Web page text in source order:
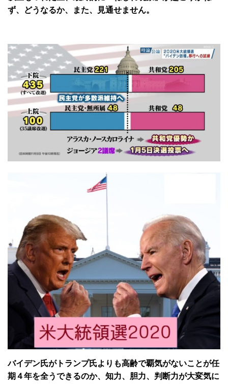
ず、どうなるか、また、見通せません。
バイデン氏がトランプ氏よりも高齢で覇気がないことが任
期４年を全うできるのか、知力、胆力、判断力が大変気に